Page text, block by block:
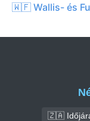
🇼🇫 Wallis- és
🇿🇦